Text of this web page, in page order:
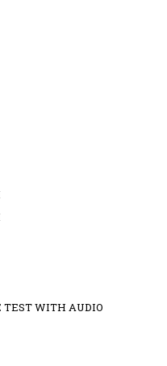
TEST WITH AUDIO